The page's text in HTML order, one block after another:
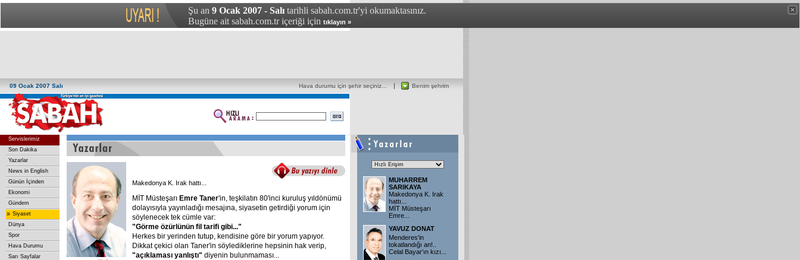
Şu an 9 Ocak 2007 - Salı tarihli sabah.com.tr'yi okumaktasınız.
Bugüne ait sabah.com.tr içeriği için tıklayın »
09 Ocak 2007 Salı Benim şehrim
Hava durumu için şehir seçiniz...
Servislerimiz
Son Dakika
Yazarlar
News in English
Günün İçinden
Ekonomi
Gündem
» Siyaset
Dünya
Spor
Hava Durumu
Sarı Sayfalar
Makedonya K. Irak hattı...
MİT Müsteşarı Emre Taner'in, teşkilatın 80'inci kuruluş yıldönümü
dolayısıyla yayınladığı mesajına, siyasetin getirdiği yorum için
söylenecek tek cümle var:
"Görme özürlünün fil tarifi gibi..."
Herkes bir yerinden tutup, kendisine göre bir yorum yapıyor.
Dikkat çekici olan Taner'in söylediklerine hepsinin hak verip,
"açıklaması yanlıştı" diyenin bulunmaması...
MUHARREM
SARIKAYA
Makedonya K. Irak
hattı...
MİT Müsteşarı
Emre...
YAVUZ DONAT
Menderes'in
tokatlandığı an!..
Celal Bayar'ın kızı...